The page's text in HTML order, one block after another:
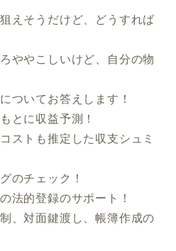
えそうだけど、どうすれば
ややこしいけど、自分の物
ついてお答えします！
とに収益予測！
ストも推定した収支シュミ
のチェック！
法的登録のサポート！
、対面鍵渡し、帳簿作成の